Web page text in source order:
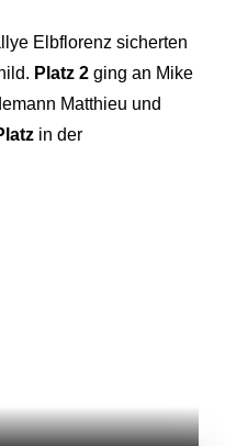
Elbflorenz sicherten
Platz 2 ging an Mike
Matthieu und
in der